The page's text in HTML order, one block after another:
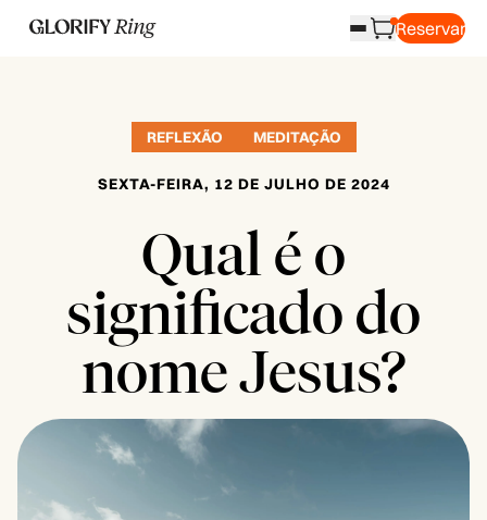
Reservar
REFLEXÃO MEDITAÇÃO
SEXTA-FEIRA, 12 DE JULHO DE 2024
Qual é o
significado do
nome Jesus?